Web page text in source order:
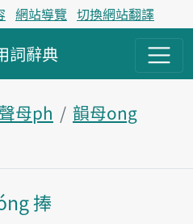
網站導覽 切換網站翻譯
詞辭典
聲母ph
韻母ong
主內容區塊
捧